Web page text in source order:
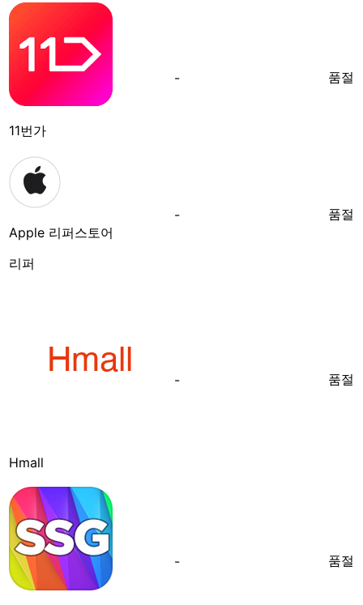
11번가
- 품절
Apple 리퍼스토어
리퍼
- 품절
Hmall
- 품절
- 품절